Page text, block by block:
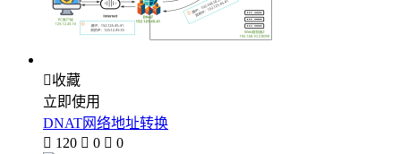
收藏
立即使用
DNAT网络地址转换
 120  0  0